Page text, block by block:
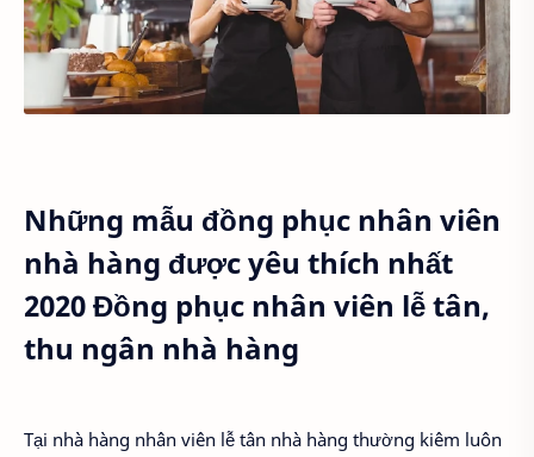
Những mẫu đồng phục nhân viên
nhà hàng được yêu thích nhất
2020 Đồng phục nhân viên lễ tân,
thu ngân nhà hàng
Tại nhà hàng nhân viên lễ tân nhà hàng thường kiêm luôn